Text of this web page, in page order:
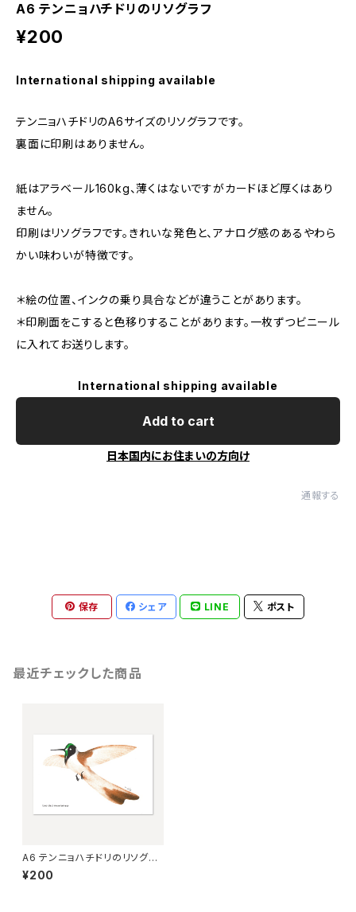
A6 テンニョハチドリのリソグラフ
¥200
International shipping available
テンニョハチドリのA6サイズのリソグラフです。
裏面に印刷はありません。
紙はアラベール160kg、薄くはないですがカードほど厚くはあり
ません。
印刷はリソグラフです。きれいな発色と、アナログ感のあるやわら
かい味わいが特徴です。
＊絵の位置、インクの乗り具合などが違うことがあります。
＊印刷面をこすると色移りすることがあります。一枚ずつビニール
に入れてお送りします。
International shipping available
Add to cart
日本国内にお住まいの方向け
通報する
保存 シェア LINE ポスト
最近チェックした商品
A6 テンニョハチドリのリソグラ
フ
¥200